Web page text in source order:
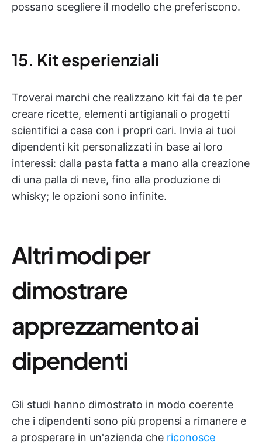
possano scegliere il modello che preferiscono.
15. Kit esperienziali
Troverai marchi che realizzano kit fai da te per
creare ricette, elementi artigianali o progetti
scientifici a casa con i propri cari. Invia ai tuoi
dipendenti kit personalizzati in base ai loro
interessi: dalla pasta fatta a mano alla creazione
di una palla di neve, fino alla produzione di
whisky; le opzioni sono infinite.
Altri modi per
dimostrare
apprezzamento ai
dipendenti
Gli studi hanno dimostrato in modo coerente
che i dipendenti sono più propensi a rimanere e
a prosperare in un'azienda che riconosce